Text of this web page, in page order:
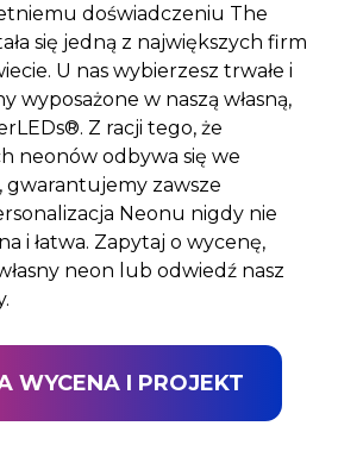
doświadczeniu The
się jedną z największych firm
U nas wybierzesz trwałe i
wyposażone w naszą własną,
Z racji tego, że
neonów odbywa się we
gwarantujemy zawsze
Neonu nigdy nie
i łatwa. Zapytaj o wycenę,
neon lub odwiedź nasz
WYCENA I PROJEKT